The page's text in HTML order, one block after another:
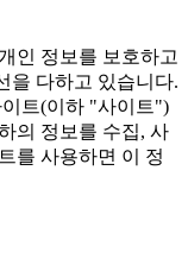
인 정보를 보호하고
을 다하고 있습니다.
트(이하 "사이트")
의 정보를 수집, 사
를 사용하면 이 정